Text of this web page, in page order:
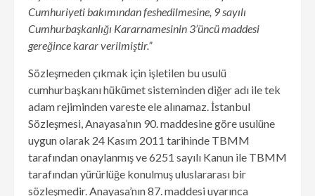
Cumhuriyeti bakımından feshedilmesine, 9 sayılı
Cumhurbaşkanlığı Kararnamesinin 3’üncü maddesi
gereğince karar verilmiştir.”
Sözleşmeden çıkmak için işletilen bu usulü
cumhurbaşkanı hükümet sisteminden diğer adı ile tek
adam rejiminden vareste ele alınamaz. İstanbul
Sözleşmesi, Anayasa’nın 90. maddesine göre usulüne
uygun olarak 24 Kasım 2011 tarihinde TBMM
tarafından onaylanmış ve 6251 sayılı Kanun ile TBMM
tarafından yürürlüğe konulmuş uluslararası bir
sözleşmedir. Anayasa’nın 87. maddesi uyarınca